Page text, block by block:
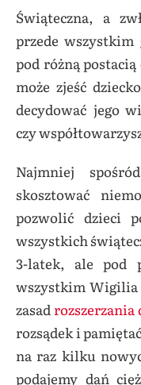
Świąteczna, a
przede
pod różną
może zjeść
decydować jego
czy
Najmniej
skosztować
pozwolić dzieci
wszystkich
3-latek, ale pod
wszystkim Wigilia
zasad rozszerzania
rozsądek i
na raz kilku
podajemy dań